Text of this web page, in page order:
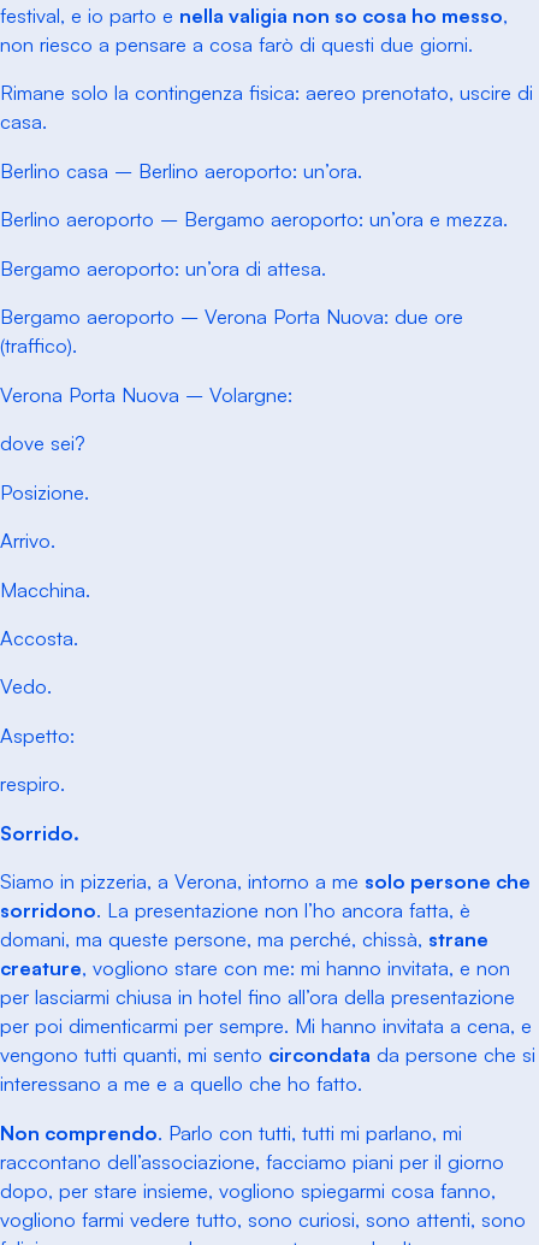
festival, e io parto e nella valigia non so cosa ho messo,
non riesco a pensare a cosa farò di questi due giorni.
Rimane solo la contingenza fisica: aereo prenotato, uscire di
casa.
Berlino casa – Berlino aeroporto: un’ora.
Berlino aeroporto – Bergamo aeroporto: un’ora e mezza.
Bergamo aeroporto: un’ora di attesa.
Bergamo aeroporto – Verona Porta Nuova: due ore
(traffico).
Verona Porta Nuova – Volargne:
dove sei?
Posizione.
Arrivo.
Macchina.
Accosta.
Vedo.
Aspetto:
respiro.
Sorrido.
Siamo in pizzeria, a Verona, intorno a me solo persone che
sorridono. La presentazione non l’ho ancora fatta, è
domani, ma queste persone, ma perché, chissà, strane
creature, vogliono stare con me: mi hanno invitata, e non
per lasciarmi chiusa in hotel fino all’ora della presentazione
per poi dimenticarmi per sempre. Mi hanno invitata a cena, e
vengono tutti quanti, mi sento circondata da persone che si
interessano a me e a quello che ho fatto.
Non comprendo. Parlo con tutti, tutti mi parlano, mi
raccontano dell’associazione, facciamo piani per il giorno
dopo, per stare insieme, vogliono spiegarmi cosa fanno,
vogliono farmi vedere tutto, sono curiosi, sono attenti, sono